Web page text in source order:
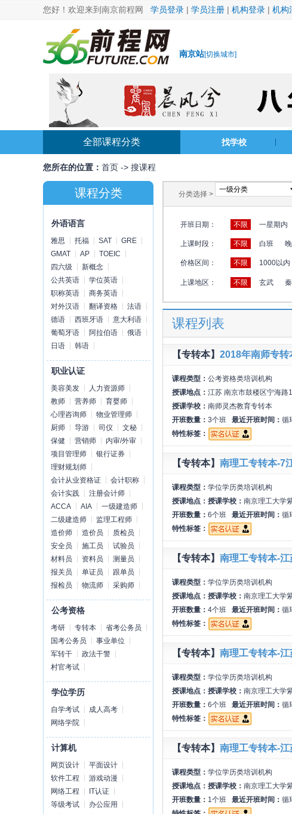
您好！欢迎来到南京前程网 学员登录 | 学员注册 | 机构登录 | 机构
南京站[切换城市]
全部课程分类 找学校
您所在的位置： 首页 -> 搜课程
课程分类
外语语言
雅思 托福 SAT
GRE
GMAT
AP
TOEIC
四六级
新概念
公共英语
学位英语
职称英语
商务英语
对外汉语
翻译资格
法语
德语
西班牙语
意大利语
葡萄牙语
阿拉伯语
俄语
日语
韩语
职业认证
美容美发
人力资源师
教师
营养师
育婴师
心理咨询师
物业管理师
厨师
导游 司仪
文秘
保健
营销师
内审/外审
项目管理师
银行证券
理财规划师
会计从业资格证
会计职称
会计实践
注册会计师
ACCA
AIA
一级建造师
二级建造师
监理工程师
造价师
造价员
质检员
安全员
施工员
试验员
材料员
资料员
测量员
报关员
单证员
跟单员
报检员
物流师 采购师
公考资格
考研 专转本
省考公务员
国考公务员
事业单位
军转干
政法干警
村官考试
学位学历
自学考试
成人高考
网络学院
计算机
网页设计
平面设计
软件工程
游戏动漫
网络工程
IT认证
等级考试
办公应用
分类选择 >
开班日期： 不限 一星期内
上课时段： 不限 白班
价格区间： 不限 1000以内
上课地区： 不限 玄武
课程列表
【专转本】 2018年南师专转
课程类型： 公考资格类培训机构
授课地点： 江苏 南京市鼓楼区宁海路
授课学校： 南师灵杰教育专转本
开班数量： 3个班 最近开班时间： 循
特性标签：
【专转本】 南理工专转本-7
课程类型： 学位学历类培训机构
授课地点： 授课学校： 南京理工大学
开班数量： 6个班 最近开班时间： 循
特性标签：
【专转本】 南理工专转本-
课程类型： 学位学历类培训机构
授课地点： 授课学校： 南京理工大学
开班数量： 4个班 最近开班时间： 循
特性标签：
【专转本】 南理工专转本-
课程类型： 学位学历类培训机构
授课地点： 授课学校： 南京理工大学
开班数量： 6个班 最近开班时间： 循
特性标签：
【专转本】 南理工专转本-
课程类型： 学位学历类培训机构
授课地点： 授课学校： 南京理工大学
开班数量： 1个班 最近开班时间： 循